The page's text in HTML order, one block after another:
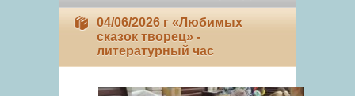
04/06/2026 г «Любимых
сказок творец» -
литературный час